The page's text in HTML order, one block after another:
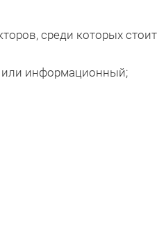
среди которых
или информационный;